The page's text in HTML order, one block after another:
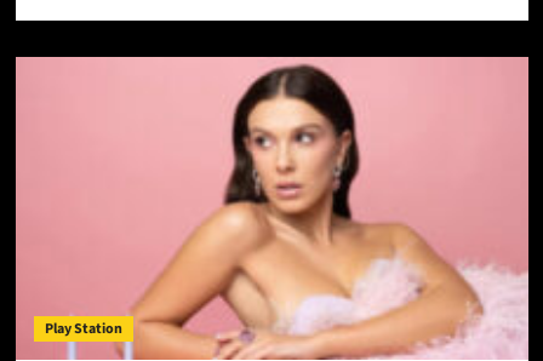
007
подготовки.
Рецензия
Play Station